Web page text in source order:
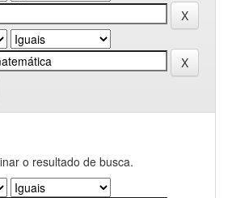
o resultado de busca.